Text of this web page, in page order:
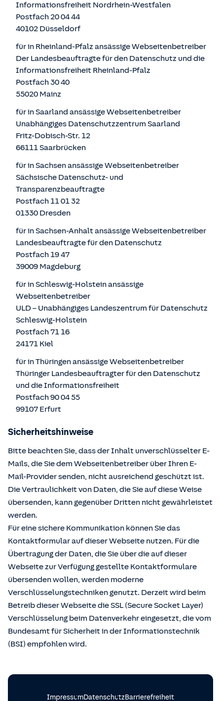
Informationsfreiheit Nordrhein-Westfalen
Postfach 20 04 44
40102 Düsseldorf
für in Rheinland-Pfalz ansässige Webseitenbetreiber
Der Landesbeauftragte für den Datenschutz und die
Informationsfreiheit Rheinland-Pfalz
Postfach 30 40
55020 Mainz
für in Saarland ansässige Webseitenbetreiber
Unabhängiges Datenschutzzentrum Saarland
Fritz-Dobisch-Str. 12
66111 Saarbrücken
für in Sachsen ansässige Webseitenbetreiber
Sächsische Datenschutz- und
Transparenzbeauftragte
Postfach 11 01 32
01330 Dresden
für in Sachsen-Anhalt ansässige Webseitenbetreiber
Landesbeauftragte für den Datenschutz
Postfach 19 47
39009 Magdeburg
für in Schleswig-Holstein ansässige
Webseitenbetreiber
ULD – Unabhängiges Landeszentrum für Datenschutz
Schleswig-Holstein
Postfach 71 16
24171 Kiel
für in Thüringen ansässige Webseitenbetreiber
Thüringer Landesbeauftragter für den Datenschutz
und die Informationsfreiheit
Postfach 90 04 55
99107 Erfurt
Sicherheitshinweise
Bitte beachten Sie, dass der Inhalt unverschlüsselter E-
Mails, die Sie dem Webseitenbetreiber über Ihren E-
Mail-Provider senden, nicht ausreichend geschützt ist.
Die Vertraulichkeit von Daten, die Sie auf diese Weise
übersenden, kann gegenüber Dritten nicht gewährleistet
werden.
Für eine sichere Kommunikation können Sie das
Kontaktformular auf dieser Webseite nutzen. Für die
Übertragung der Daten, die Sie über die auf dieser
Webseite zur Verfügung gestellte Kontaktformulare
übersenden wollen, werden moderne
Verschlüsselungstechniken genutzt. Derzeit wird beim
Betreib dieser Webseite die SSL (Secure Socket Layer)
Verschlüsselung beim Datenverkehr eingesetzt, die vom
Bundesamt für Sicherheit in der Informationstechnik
(BSI) empfohlen wird.
ImpressumDatenschutzBarrierefreiheit